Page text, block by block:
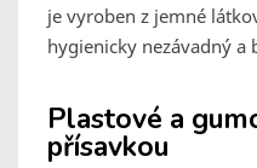
je vyroben z jemné
hygienicky nezávadný a
Plastové a
přísavkou